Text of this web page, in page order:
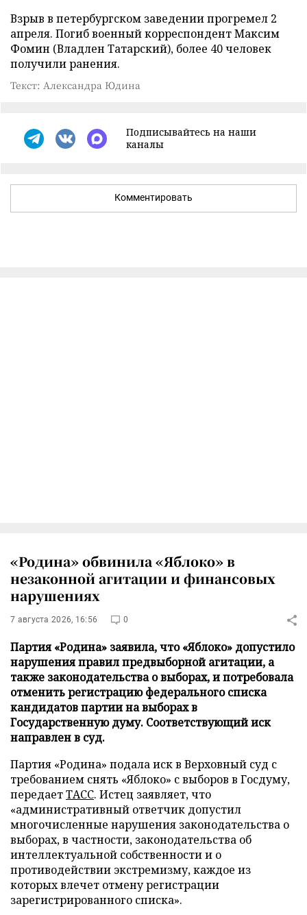
Взрыв в петербургском заведении прогремел 2
апреля. Погиб военный корреспондент Максим
Фомин (Владлен Татарский), более 40 человек
получили ранения.
Текст: Александра Юдина
Подписывайтесь на наши
каналы
Комментировать
«Родина» обвинила «Яблоко» в
незаконной агитации и финансовых
нарушениях
7 августа 2026, 16:56 0
Партия «Родина» заявила, что «Яблоко» допустило
нарушения правил предвыборной агитации, а
также законодательства о выборах, и потребовала
отменить регистрацию федерального списка
кандидатов партии на выборах в
Государственную думу. Соответствующий иск
направлен в суд.
Партия «Родина» подала иск в Верховный суд с
требованием снять «Яблоко» с выборов в Госдуму,
передаетТАСС. Истец заявляет, что
«административный ответчик допустил
многочисленные нарушения законодательства о
выборах, в частности, законодательства об
интеллектуальной собственности и о
противодействии экстремизму, каждое из
которых влечет отмену регистрации
зарегистрированного списка».